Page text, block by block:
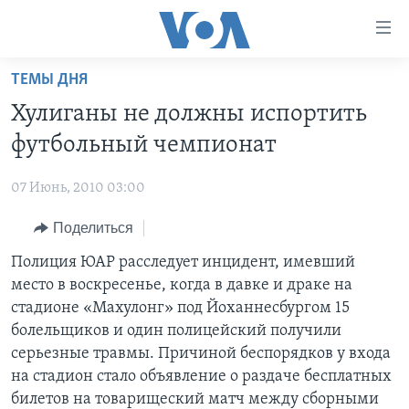
Перейти
основной
контент
Перейти
навигации
Перейти
поиск
ПРОГРАММЫ
НОВОСТИ ЗА МИНУТУ
ИТОГИ
ПОЧЕМУ ЭТО ВАЖНО?
ДИСКУССИЯ VOA
ДЕТАЛИ
НЬЮ-ЙОРК NEW YORK
АМЕРИКА. БОЛЬШОЕ ПУТЕШЕСТВИЕ
ПРОЕКТЫ
УЧИМ АНГЛИЙСКИЙ
НАША АМЕРИКАНСКАЯ ИСТОРИЯ
А КАК В АМЕРИКЕ?
АРТЕФАКТЫ
АМЕРИКАНСКИЕ ГОРОДКИ
ТЕСТЫ
ЭКСПЕРТИЗА
ИНТЕРВЬЮ
ФАКТЫ ПРОТИВ ФЕЙКОВ
ЗА СВОБОДУ ПРЕССЫ
УЧИМ АНГЛИЙСКИЙ
ВИДЕО
ПОДПИСКА НА НОВОСТИ
ТЕМЫ ДНЯ
Хулиганы не должны испортить
футбольный чемпионат
07 Июнь, 2010 03:00
Поделиться
Полиция ЮАР расследует инцидент, имевший
место в воскресенье, когда в давке и драке на
стадионе «Махулонг» под Йоханнесбургом 15
болельщиков и один полицейский получили
серьезные травмы. Причиной беспорядков у входа
на стадион стало объявление о раздаче бесплатных
билетов на товарищеский матч между сборными